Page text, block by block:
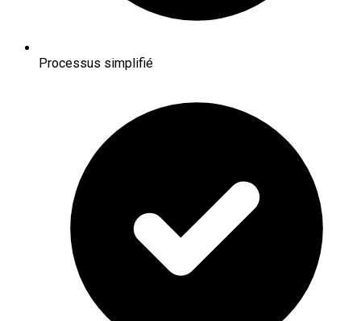
Processus simplifié